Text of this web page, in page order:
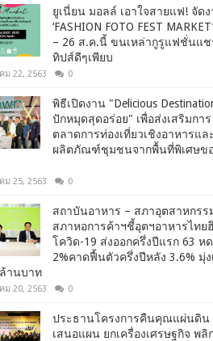
ยูเนี่ยน มอลล์ เอาใจสายแฟ! จัด
‘FASHION FOTO FEST
– 26 ส.ค.นี้ ขนเหล่ากูรูแฟชั่นแช
ทิปส์ดีๆเพียบ
ม 22, 2563 0
พิธีเปิดงาน "Delicious
ปักหมุดสุดอร่อย" เพื่อส่งเสริมการ
ตลาดการท่องเที่ยวเชิงอาหารแล
ผลิตภัณฑ์ชุมชนจากพื้นที่พิเศษข
ม 25, 2563 0
สถาบันอาหาร – สภาอุตสาหกรร
สภาหอการค้าฯชี้อุตฯอาหารไทย
โควิด-19 ส่งออกครึ่งปีแรก 63 ห
2%คาดฟื้นตัวครึ่งปีหลัง 3.6% มุ่ง
านบาท
ม 20, 2563 0
ประธานโครงการคืนคุณแผ่นดิน
เสนอแผน ยกเครื่องเศรษฐกิจ พลิ